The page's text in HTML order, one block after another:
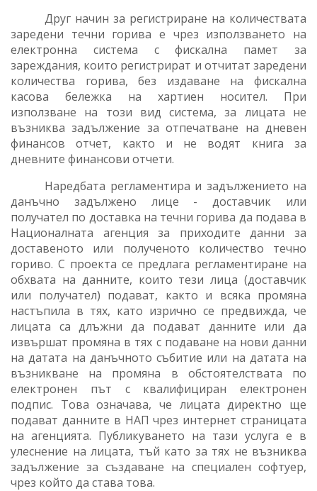
Друг начин за регистриране на количествата
заредени течни горива е чрез използването на
електронна система с фискална памет за
зареждания, които регистрират и отчитат заредени
количества горива, без издаване на фискална
касова бележка на хартиен носител. При
използване на този вид система, за лицата не
възниква задължение за отпечатване на дневен
финансов отчет, както и не водят книга за
дневните финансови отчети.
Наредбата регламентира и задължението на
данъчно задължено лице - доставчик или
получател по доставка на течни горива да подава в
Националната агенция за приходите данни за
доставеното или полученото количество течно
гориво. С проекта се предлага регламентиране на
обхвата на данните, които тези лица (доставчик
или получател) подават, както и всяка промяна
настъпила в тях, като изрично се предвижда, че
лицата са длъжни да подават данните или да
извършат промяна в тях с подаване на нови данни
на датата на данъчното събитие или на датата на
възникване на промяна в обстоятелствата по
електронен път с квалифициран електронен
подпис. Това означава, че лицата директно ще
подават данните в НАП чрез интернет страницата
на агенцията. Публикуването на тази услуга е в
улеснение на лицата, тъй като за тях не възниква
задължение за създаване на специален софтуер,
чрез който да става това.